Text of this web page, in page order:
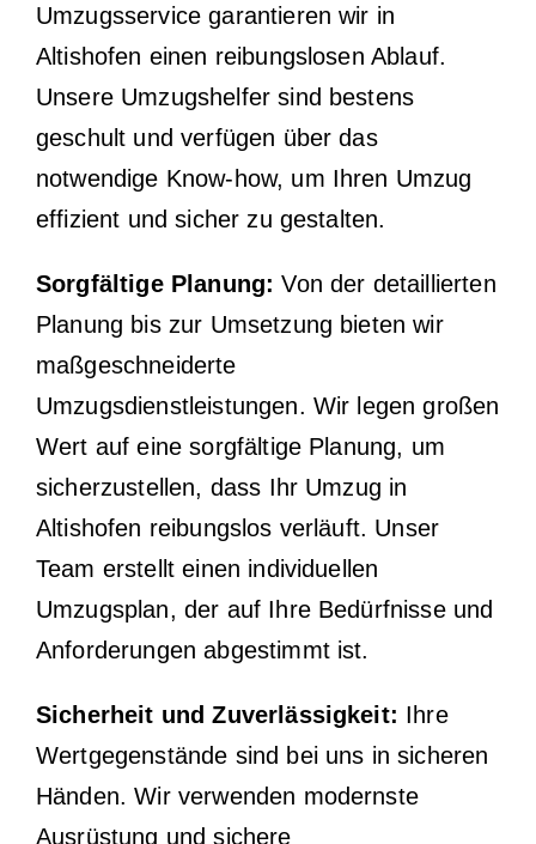
Umzugsservice garantieren wir in
Altishofen einen reibungslosen Ablauf.
Unsere Umzugshelfer sind bestens
geschult und verfügen über das
notwendige Know-how, um Ihren Umzug
effizient und sicher zu gestalten.
Sorgfältige Planung: Von der detaillierten
Planung bis zur Umsetzung bieten wir
maßgeschneiderte
Umzugsdienstleistungen. Wir legen großen
Wert auf eine sorgfältige Planung, um
sicherzustellen, dass Ihr Umzug in
Altishofen reibungslos verläuft. Unser
Team erstellt einen individuellen
Umzugsplan, der auf Ihre Bedürfnisse und
Anforderungen abgestimmt ist.
Sicherheit und Zuverlässigkeit: Ihre
Wertgegenstände sind bei uns in sicheren
Händen. Wir verwenden modernste
Ausrüstung und sichere